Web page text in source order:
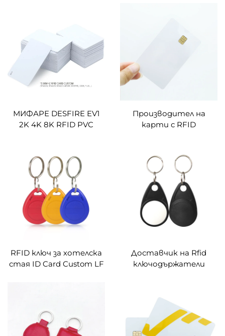
МИФАРЕ DESFIRE EV1
2K 4K 8K RFID PVC
13.56мhz безконтактна
контрола на достъпа
при влизане
Производител на
карти с RFID
Достъп ID Карти
Поръчка Бялестени
Отпечатани Карти с
IC Чип
RFID ключ за хотелска
стая ID Card Custom LF
ключодържател
Доставчик на Rfid
ключодържатели
ключодържатели
Персонализирани